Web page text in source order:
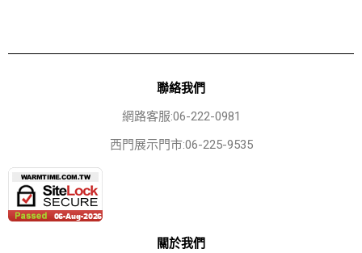
聯絡我們
網路客服:06-222-0981
西門展示門市:06-225-9535
關於我們